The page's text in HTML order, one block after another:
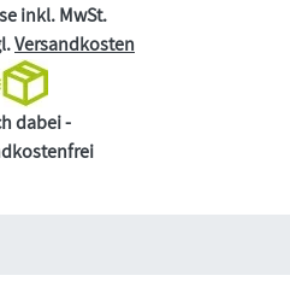
inkl. MwSt.
Versandkosten
dabei -